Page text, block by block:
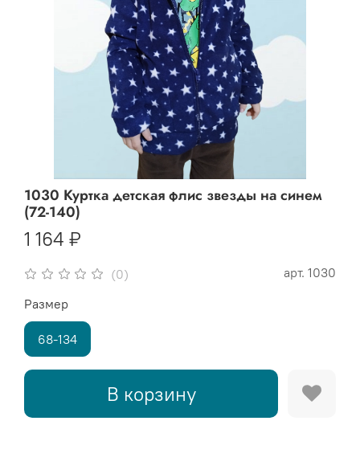
(0) арт. 1030
1030 Куртка детская флис звезды на синем
(72-140)
1 164 ₽
В корзину
Размер
68-134